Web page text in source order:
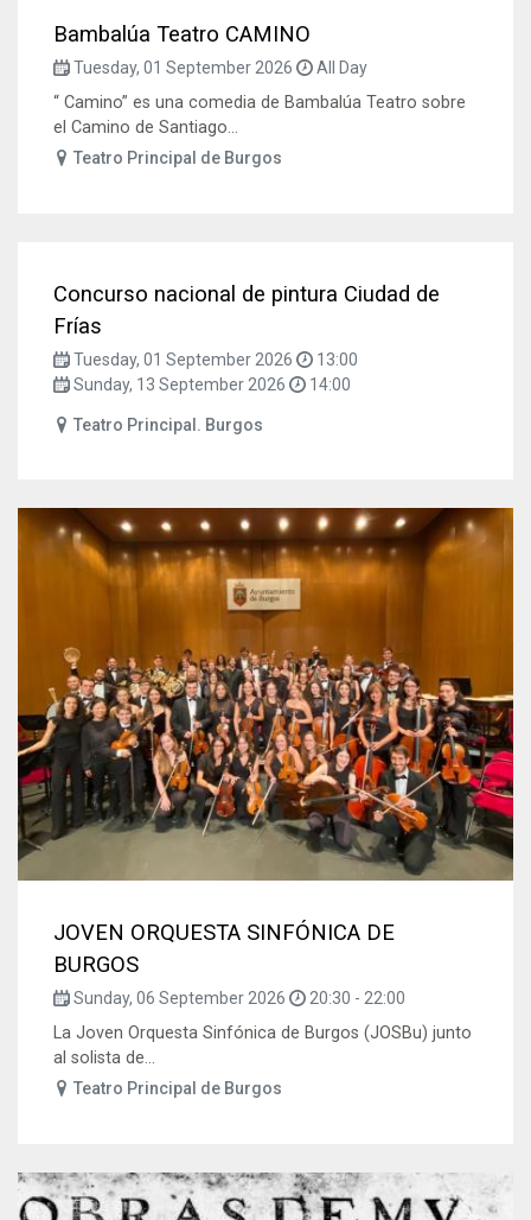
Bambalúa Teatro CAMINO
Tuesday, 01 September 2026 All Day
“ Camino” es una comedia de Bambalúa Teatro sobre
el Camino de Santiago...
Teatro Principal de Burgos
Concurso nacional de pintura Ciudad de
Frías
Tuesday, 01 September 2026
13:00
Sunday, 13 September 2026
14:00
Teatro Principal. Burgos
JOVEN ORQUESTA SINFÓNICA DE
BURGOS
Sunday, 06 September 2026 20:30 -22:00
La Joven Orquesta Sinfónica de Burgos (JOSBu) junto
al solista de...
Teatro Principal de Burgos